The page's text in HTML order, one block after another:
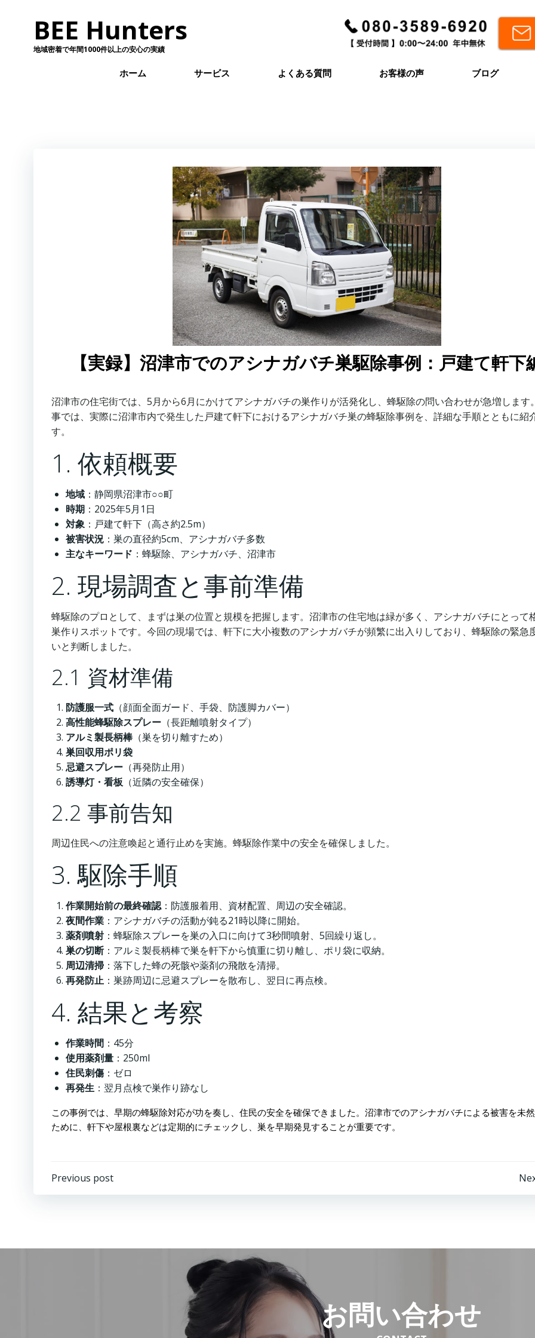
BEE Hunters
地域密着で年間1000件以上の安心の実績
ホーム サービス よくある質問 お客様の声 ブログ
【実録】沼津市でのアシナガバチ巣駆除事例：戸建て軒下
沼津市の住宅街では、5月から6月にかけてアシナガバチの巣作りが活発化し、蜂駆除の問い合わせが急増します
事では、実際に沼津市内で発生した戸建て軒下におけるアシナガバチ巣の蜂駆除事例を、詳細な手順とともに紹
す。
1. 依頼概要
地域 ：静岡県沼津市○○町
時期 ：2025年5月1日
対象 ：戸建て軒下（高さ約2.5m）
被害状況 ：巣の直径約5cm、アシナガバチ多数
主なキーワード ：蜂駆除、アシナガバチ、沼津市
2. 現場調査と事前準備
蜂駆除のプロとして、まずは巣の位置と規模を把握します。沼津市の住宅地は緑が多く、アシナガバチにとって
巣作りスポットです。今回の現場では、軒下に大小複数のアシナガバチが頻繁に出入りしており、蜂駆除の緊急
いと判断しました。
2.1 資材準備
防護服一式 （顔面全面ガード、手袋、防護脚カバー）
高性能蜂駆除スプレー （長距離噴射タイプ）
アルミ製長柄棒（巣を切り離すため）
巣回収用ポリ袋
忌避スプレー （再発防止用）
誘導灯・看板 （近隣の安全確保）
2.2 事前告知
周辺住民への注意喚起と通行止めを実施。蜂駆除作業中の安全を確保しました。
3. 駆除手順
作業開始前の最終確認：防護服着用、資材配置、周辺の安全確認。
夜間作業 ：アシナガバチの活動が鈍る21時以降に開始。
薬剤噴射 ：蜂駆除スプレーを巣の入口に向けて3秒間噴射、5回繰り返し。
巣の切断：アルミ製長柄棒で巣を軒下から慎重に切り離し、ポリ袋に収納。
周辺清掃 ：落下した蜂の死骸や薬剤の飛散を清掃。
再発防止 ：巣跡周辺に忌避スプレーを散布し、翌日に再点検。
4. 結果と考察
作業時間 ：45分
使用薬剤量 ：250ml
住民刺傷：ゼロ
再発生 ：翌月点検で巣作り跡なし
この事例では、早期の蜂駆除対応が功を奏し、住民の安全を確保できました。沼津市でのアシナガバチによる被害を未
ために、軒下や屋根裏などは定期的にチェックし、巣を早期発見することが重要です。
投
ナ
Previous post
ナ
ゲ
ーお問い合わせ